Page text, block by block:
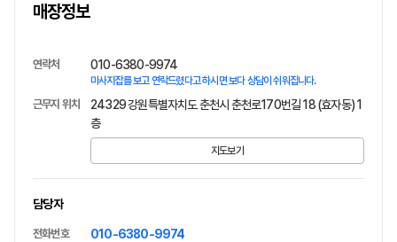
매장정보
연락처 010-6380-9974
마사지잡를 보고 연락드렸다고 하시면 보다 상담이 쉬워집니다.
근무지 위치
24329 강원특별자치도 춘천시 춘천로170번길 18 (효자동) 1
층
지도보기
담당자
전화번호 010-6380-9974